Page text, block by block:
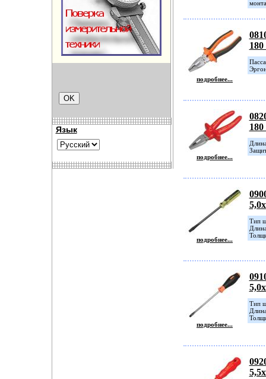
Язык
подробнее...
подробнее...
подробнее...
Тип
подробнее...
Тип